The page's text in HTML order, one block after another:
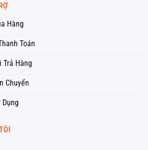
Hàng
Toán
Trả Hàng
Chuyển